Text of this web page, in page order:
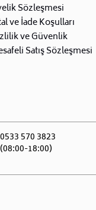
Sözleşmesi
ve İade Koşulları
ve Güvenlik
Satış Sözleşmesi
0533 570 3823
(08:00-18:00)